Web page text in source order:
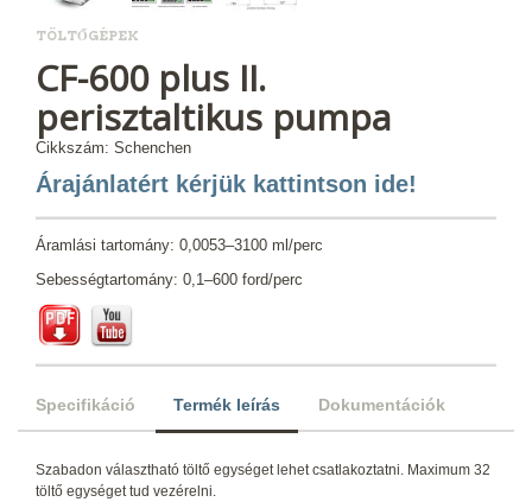
TÖLTŐGÉPEK
CF-600 plus II.
perisztaltikus pumpa
Cikkszám: Schenchen
Árajánlatért kérjük kattintson ide!
Áramlási tartomány: 0,0053–3100 ml/perc
Sebességtartomány: 0,1–600 ford/perc
Specifikáció Termék leírás Dokumentációk
Szabadon választható töltő egységet lehet csatlakoztatni. Maximum 32
töltő egységet tud vezérelni.